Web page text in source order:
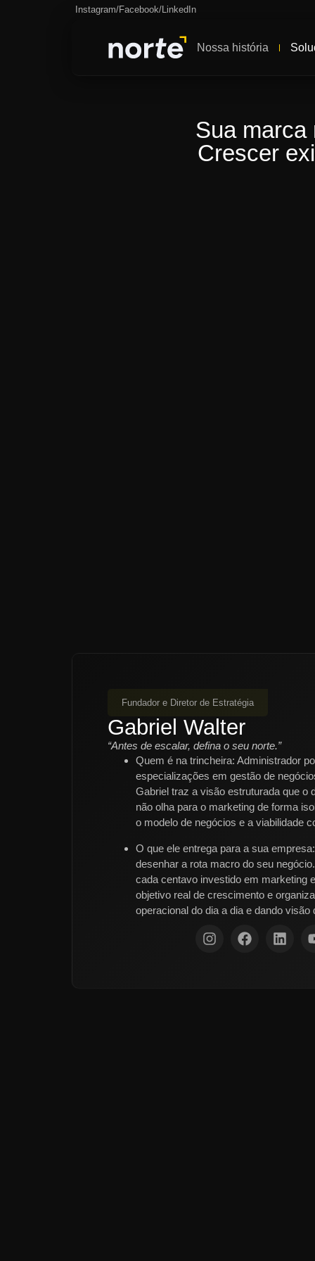
Instagram/Facebook/LinkedIn
Nossa história
Sua marca
Crescer
Fundador e Diretor de Estratégia
Gabriel Walter
“Antes de escalar, defina o seu norte.”
Quem é na trincheira: Administrador
especializações em gestão de
Gabriel traz a visão estruturada que o
não olha para o marketing de forma
o modelo de negócios e a viabilidade
O que ele entrega para a sua empresa:
desenhar a rota macro do seu
cada centavo investido em marketing
objetivo real de crescimento e
operacional do dia a dia e dando visão